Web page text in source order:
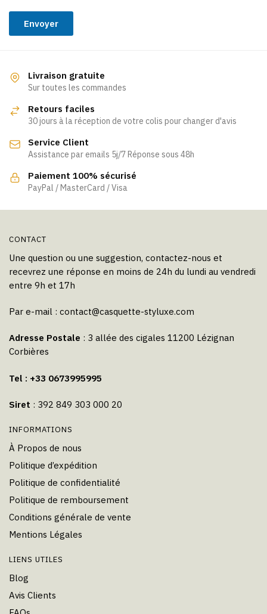
Envoyer
Livraison gratuite
Sur toutes les commandes
Retours faciles
30 jours à la réception de votre colis pour changer d'avis
Service Client
Assistance par emails 5j/7 Réponse sous 48h
Paiement 100% sécurisé
PayPal / MasterCard / Visa
CONTACT
Une question ou une suggestion, contactez-nous et
recevrez une réponse en moins de 24h du lundi au vendredi
entre 9h et 17h
Par e-mail : contact@casquette-styluxe.com
Adresse Postale : 3 allée des cigales 11200 Lézignan
Corbières
Tel : +33 0673995995
Siret : 392 849 303 000 20
INFORMATIONS
À Propos de nous
Politique d’expédition
Politique de confidentialité
Politique de remboursement
Conditions générale de vente
Mentions Légales
LIENS UTILES
Blog
Avis Clients